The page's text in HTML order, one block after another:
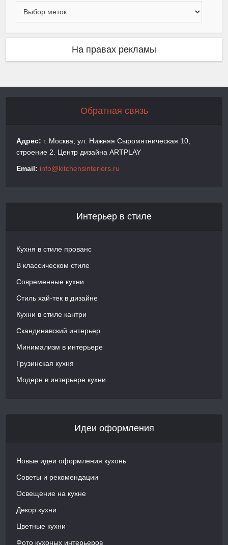
На правах рекламы
Обратная связь
Адрес: г. Москва, ул. Нижняя Сыромятническая 10,
строение 2. Центр дизайна ARTPLAY
Email: info@kitchensinteriors.ru
Интерьер в стиле
Кухня в стиле прованс
В классическом стиле
Современные кухни
Стиль хай-тек в дизайне
Кухни в стиле кантри
Скандинавский интерьер
Минимализм в интерьере
Грузинская кухня
Модерн в интерьере кухни
Идеи оформления
Новые идеи оформления кухонь
Советы и рекомендации
Освещение на кухне
Декор кухни
Цветные кухни
Фото кухоных интерьеров